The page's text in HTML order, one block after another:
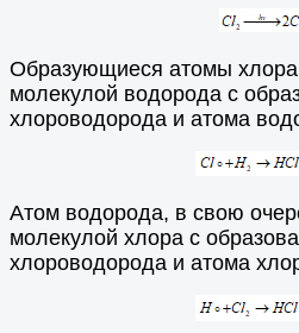
Образующиеся атомы хлора
молекулой водорода с
хлороводорода и атома
Атом водорода, в свою
молекулой хлора с
хлороводорода и атома